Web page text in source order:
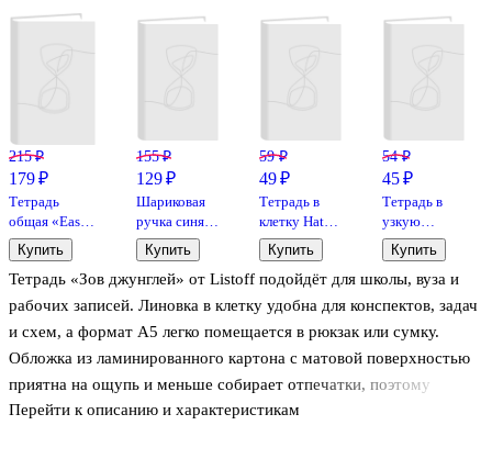
Тетрадь «Зов джунглей» от Listoff подойдёт для школы, вуза и
рабочих записей. Линовка в клетку удобна для конспектов, задач
и схем, а формат А5 легко помещается в рюкзак или сумку.
Обложка из ламинированного картона с матовой поверхностью
приятна на ощупь и меньше собирает отпечатки, поэтому
тетрадь аккуратно выглядит дольше. Крепление на скрепке
Перейти к описанию и характеристикам
215 ₽
179 ₽
Тетрадь
общая «Easy
Cover», 96
листов в
клетку, А5, в
ассортименте
Купить
155 ₽
129 ₽
Шариковая
ручка синяя
0,5 мм, MC
Gold,
MunHwa
Купить
59 ₽
49 ₽
Тетрадь в
клетку Hatber
«Зеленая» 24
листа
Купить
54 ₽
45 ₽
Тетрадь в
узкую
линейку
Listoff
«Классическая
серия» в
12 листов
Купить